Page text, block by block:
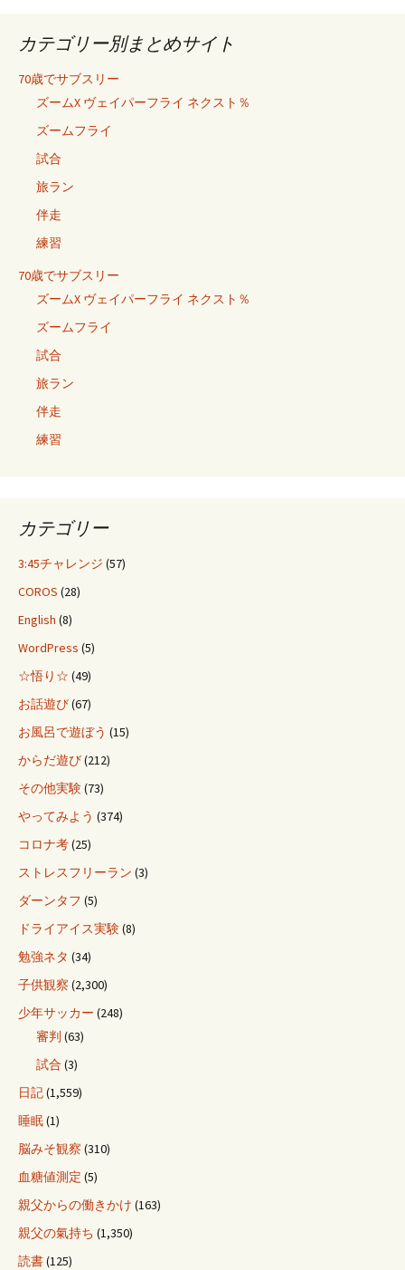
カテゴリー別まとめサイト
70歳でサブスリー
ズームX ヴェイパーフライ ネクスト％
ズームフライ
試合
旅ラン
伴走
練習
70歳でサブスリー
ズームX ヴェイパーフライ ネクスト％
ズームフライ
試合
旅ラン
伴走
練習
カテゴリー
3:45チャレンジ (57)
COROS (28)
English (8)
WordPress (5)
☆悟り☆ (49)
お話遊び(67)
お風呂で遊ぼう (15)
からだ遊び(212)
その他実験(73)
やってみよう (374)
コロナ考(25)
ストレスフリーラン (3)
ダーンタフ (5)
ドライアイス実験(8)
勉強ネタ (34)
子供観察 (2,300)
少年サッカー (248)
審判 (63)
試合 (3)
日記(1,559)
睡眠(1)
脳みそ観察 (310)
血糖値測定 (5)
親父からの働きかけ (163)
親父の氣持ち (1,350)
読書(125)